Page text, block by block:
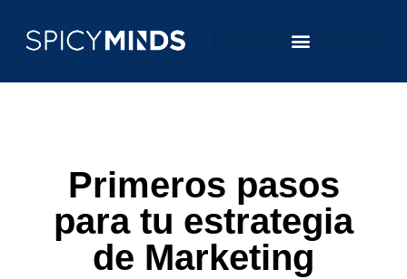
Primeros pasos
para tu estrategia
de Marketing